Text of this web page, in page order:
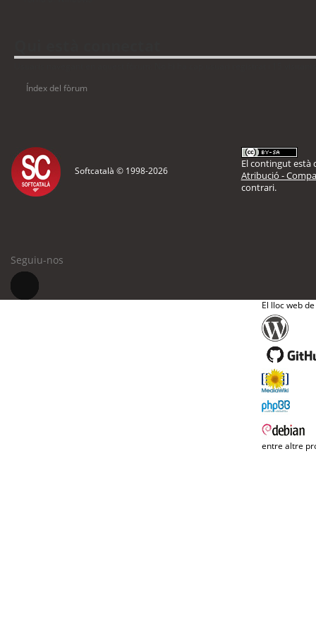
Índex del fòrum
Softcatalà © 1998-2026
El contingut està
Atribució -
contrari.
Seguiu-nos
El lloc web
entre altre